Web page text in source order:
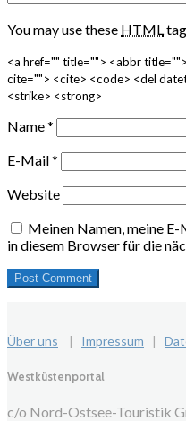
You may use these HTML
<a href="" title=""> <abbr
cite=""> <cite> <code> <del
<strike> <strong>
Name*
E-Mail*
Website
Meinen Namen, meine
in diesem Browser für die
Über uns | Impressum |
Westküstenportal
c/o Nord-Ostsee-Touristik